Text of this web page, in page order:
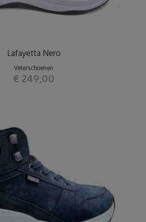
Lafayetta Nero
Veterschoenen
€ 249,00